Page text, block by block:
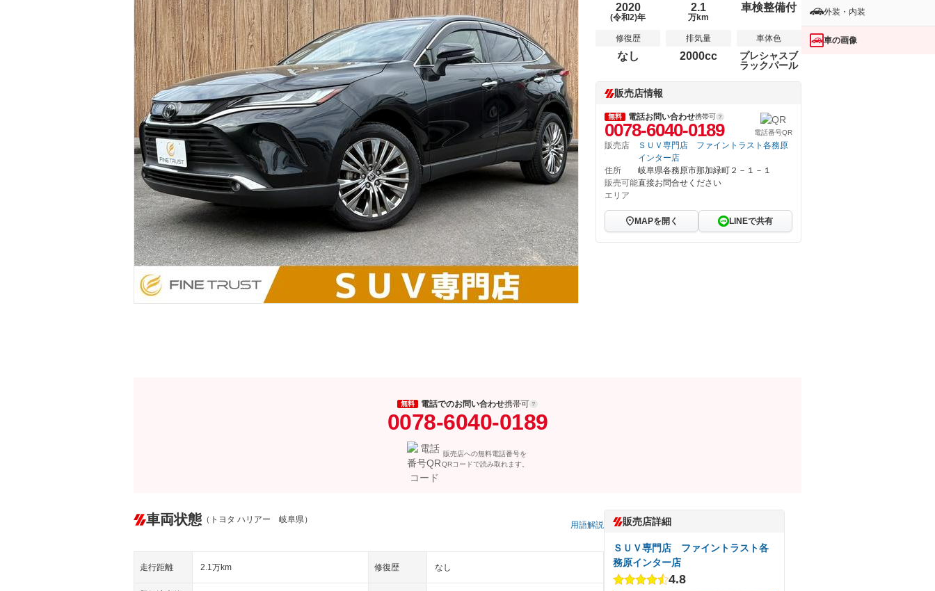
2020
(令和2)年
2.1
万km
車検整備付
修復歴
なし
排気量
2000cc
車体色
プレシャスブ
ラックパール
販売店情報
無料 電話お問い合わせ携帯可
0078-6040-0189 電話番号QR
販売店
ＳＵＶ専門店 ファイントラスト各務原
インター店
住所
岐阜県各務原市那加緑町２－１－１
販売可能
エリア
直接お問合せください
MAPを開く LINEで共有
無料 電話でのお問い合わせ携帯可
0078-6040-0189
販売店への無料電話番号を
QRコードで読み取れます。
車両状態 （トヨタ ハリアー 岐阜県）
用語解説
走行距離 2.1万km 修復歴 なし
販売店詳細
ＳＵＶ専門店 ファイントラスト各
務原インター店
4.8
外装・内装
車の画像